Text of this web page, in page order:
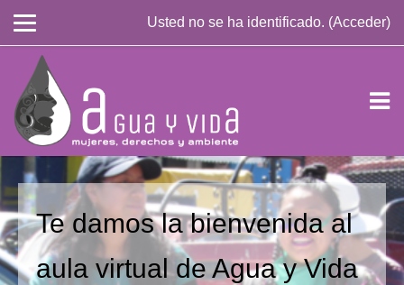
Saltar a contenido principal
Usted no se ha identificado. (Acceder)
Te damos la bienvenida al
aula virtual de Agua y Vida